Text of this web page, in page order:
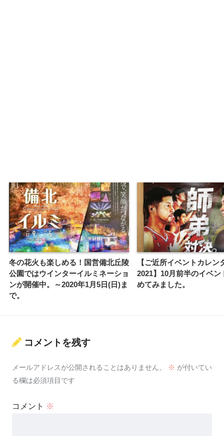
冬の花火も楽しめる！国営備北丘陵
公園ではウインターイルミネーショ
ンが開催中。～2020年1月5日(日)ま
で。
【ご近所イベントカレン
2021】10月前半のイベン
めてみました。
コメントを残す
メールアドレスが公開されることはありません。 ※ が付いてい
る欄は必須項目です
コメント ※